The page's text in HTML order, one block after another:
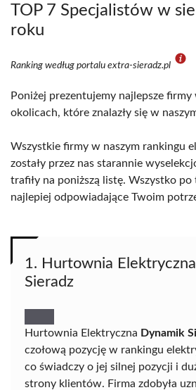
TOP 7 Specjalistów w
roku
Ranking według portalu extra-sieradz.pl
Poniżej prezentujemy najlepsze firmy
okolicach, które znalazły się w
Wszystkie firmy w naszym rankingu
zostały przez nas starannie
trafiły na poniższą listę. Wszystko
najlepiej odpowiadające Twoim
1. Hurtownia
Sieradz
Hurtownia Elektryczna Dynamik
czołową pozycję w rankingu
co świadczy o jej silnej pozycji i
strony klientów. Firma zdobyła